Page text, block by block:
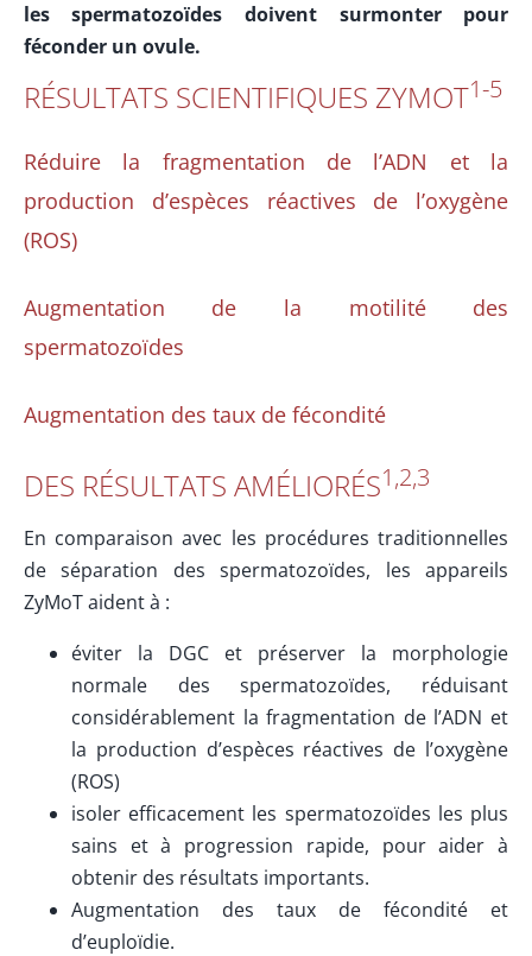
les spermatozoïdes doivent surmonter pour
féconder un ovule.
RÉSULTATS SCIENTIFIQUES ΖΥΜΟΤ1-5
Réduire la fragmentation de l’ADN et la
production d’espèces réactives de l’oxygène
(ROS)
Augmentation de la motilité des
spermatozoïdes
Augmentation des taux de fécondité
DES RÉSULTATS AMÉLIORÉS1,2,3
En comparaison avec les procédures traditionnelles
de séparation des spermatozoïdes, les appareils
ΖyMoT aident à :
éviter la DGC et préserver la morphologie
normale des spermatozoïdes, réduisant
considérablement la fragmentation de l’ADN et
la production d’espèces réactives de l’oxygène
(ROS)
isoler efficacement les spermatozoïdes les plus
sains et à progression rapide, pour aider à
obtenir des résultats importants.
Augmentation des taux de fécondité et
d’euploïdie.